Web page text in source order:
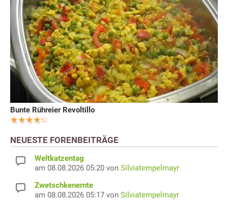
Bunte Rühreier Revoltillo
NEUESTE FORENBEITRÄGE
Weltkatzentag
am 08.08.2026 05:20 von Silviatempelmayr
Zwetschkenernte
am 08.08.2026 05:17 von Silviatempelmayr